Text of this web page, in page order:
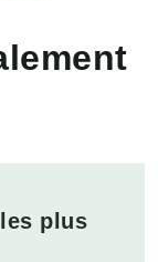
plus